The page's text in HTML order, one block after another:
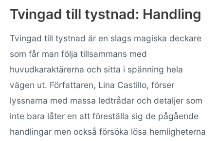
Tvingad till tystnad: Handling
Tvingad till tystnad är en slags magiska deckare
som får man följa tillsammans med
huvudkaraktärerna och sitta i spänning hela
vägen ut. Författaren, Lina Castillo, förser
lyssnarna med massa ledtrådar och detaljer som
inte bara låter en att föreställa sig de pågående
handlingar men också försöka lösa hemligheterna